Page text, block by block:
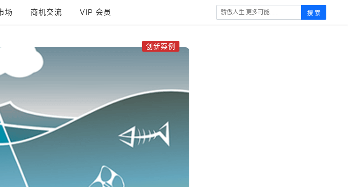
场 商机交流 VIP 会员 搜 索
创新案例